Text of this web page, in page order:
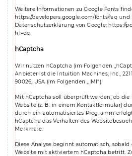
Weitere Informationen zu Google Fonts
https://developers.google.com/fonts/faq und
Datenschutzerklärung von Google: https://
hl=de.
hCaptcha
Wir nutzen hCaptcha (im Folgenden
Anbieter ist die Intuition Machines, Inc.,
90026, USA (im Folgenden „IMI“).
Mit hCaptcha soll überprüft werden, ob die
Website (z. B. in einem Kontaktformular)
durch ein automatisiertes Programm
hCaptcha das Verhalten des
Merkmale.
Diese Analyse beginnt automatisch, sobald
Website mit aktiviertem hCaptcha betritt.